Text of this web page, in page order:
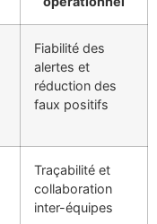
Fiabilité des
alertes et
réduction des
faux positifs
Traçabilité et
collaboration
inter-équipes